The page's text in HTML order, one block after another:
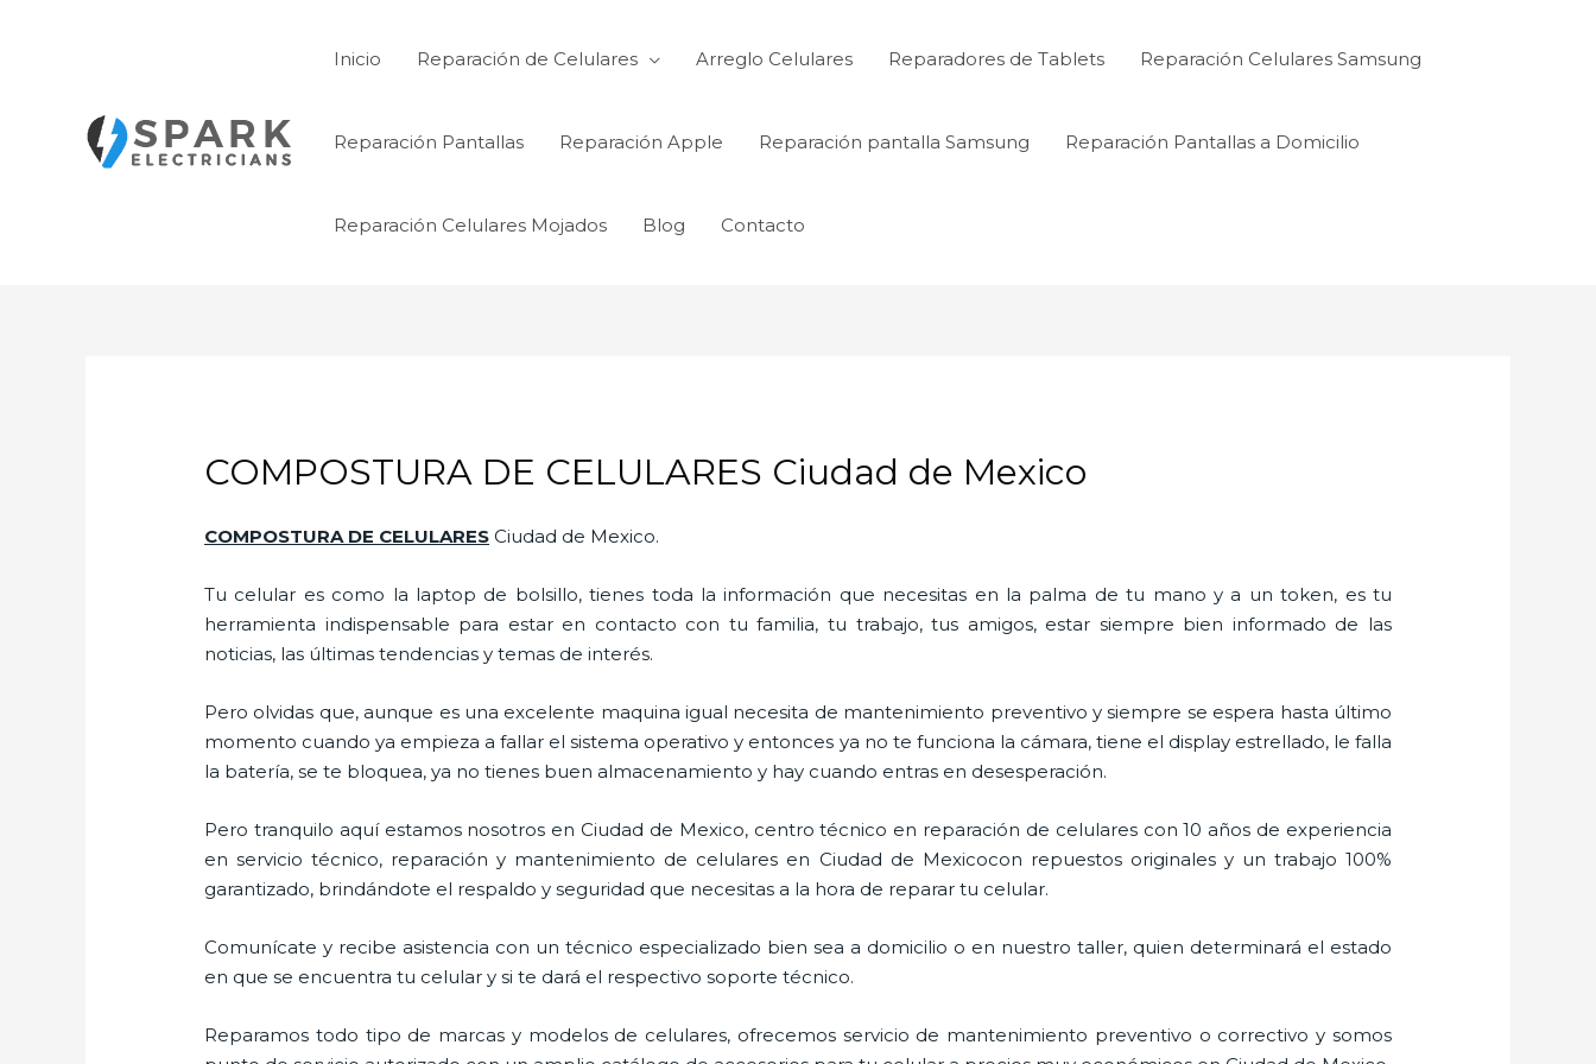
Inicio Reparación de Celulares Arreglo Celulares Reparadores de Tablets Reparación Celulares Samsung
Reparación Pantallas Reparación Apple Reparación pantalla Samsung Reparación Pantallas a Domicilio
Reparación Celulares Mojados Blog Contacto
COMPOSTURA DE CELULARES Ciudad de Mexico
COMPOSTURA DE CELULARES Ciudad de Mexico.
Tu celular es como la laptop de bolsillo, tienes toda la información que necesitas en la palma de tu mano y a un token, es tu
herramienta indispensable para estar en contacto con tu familia, tu trabajo, tus amigos, estar siempre bien informado de las
noticias, las últimas tendencias y temas de interés.
Pero olvidas que, aunque es una excelente maquina igual necesita de mantenimiento preventivo y siempre se espera hasta último
momento cuando ya empieza a fallar el sistema operativo y entonces ya no te funciona la cámara, tiene el display estrellado, le falla
la batería, se te bloquea, ya no tienes buen almacenamiento y hay cuando entras en desesperación.
Pero tranquilo aquí estamos nosotros en Ciudad de Mexico, centro técnico en reparación de celulares con 10 años de experiencia
en servicio técnico, reparación y mantenimiento de celulares en Ciudad de Mexicocon repuestos originales y un trabajo 100%
garantizado, brindándote el respaldo y seguridad que necesitas a la hora de reparar tu celular.
Comunícate y recibe asistencia con un técnico especializado bien sea a domicilio o en nuestro taller, quien determinará el estado
en que se encuentra tu celular y si te dará el respectivo soporte técnico.
Reparamos todo tipo de marcas y modelos de celulares, ofrecemos servicio de mantenimiento preventivo o correctivo y somos